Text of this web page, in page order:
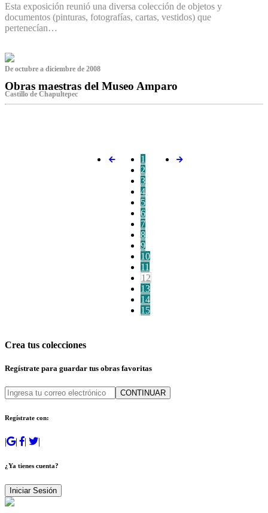
Esta exposición reunió una diversa colección de objetos y
documentos (pinturas, fotografías, cartas, vestidos) que
pertenecían…
De octubre a diciembre de 2008
Obras maestras del Museo Amparo
Castillo de Chapultepec
1
2
3
4
5
6
7
8
9
10
11
12
13
14
15
Crea tus colecciones
Regístrate para guardar tus obras favoritas
CONTINUAR
Regístrate con:
| | | |
¿Ya tienes cuenta?
Iniciar Sesión